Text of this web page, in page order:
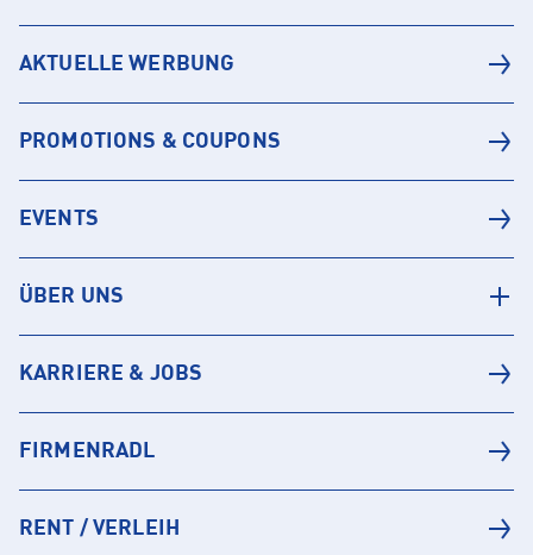
AKTUELLE WERBUNG
PROMOTIONS & COUPONS
EVENTS
ÜBER UNS
KARRIERE & JOBS
FIRMENRADL
RENT / VERLEIH